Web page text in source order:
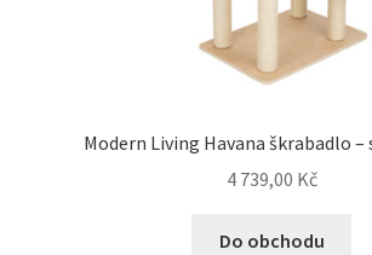
Modern Living Havana škrabadlo –
4 739,00 Kč
Do obchodu